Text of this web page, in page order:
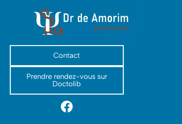
Contact
Prendre rendez-vous sur
Doctolib